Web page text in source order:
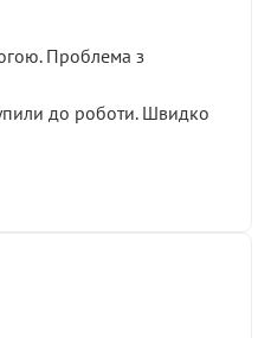
Проблема з
до роботи. Швидко